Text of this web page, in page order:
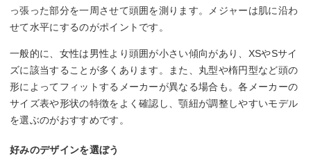
っ張った部分を一周させて頭囲を測ります。メジャーは肌に沿わ
せて水平にするのがポイントです。
一般的に、女性は男性より頭囲が小さい傾向があり、XSやSサイ
ズに該当することが多くあります。また、丸型や楕円型など頭の
形によってフィットするメーカーが異なる場合も。各メーカーの
サイズ表や形状の特徴をよく確認し、顎紐が調整しやすいモデル
を選ぶのがおすすめです。
好みのデザインを選ぼう